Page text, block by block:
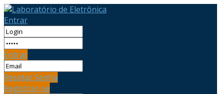
Entrar
Entrar
Resetar Senha
Registrar-se